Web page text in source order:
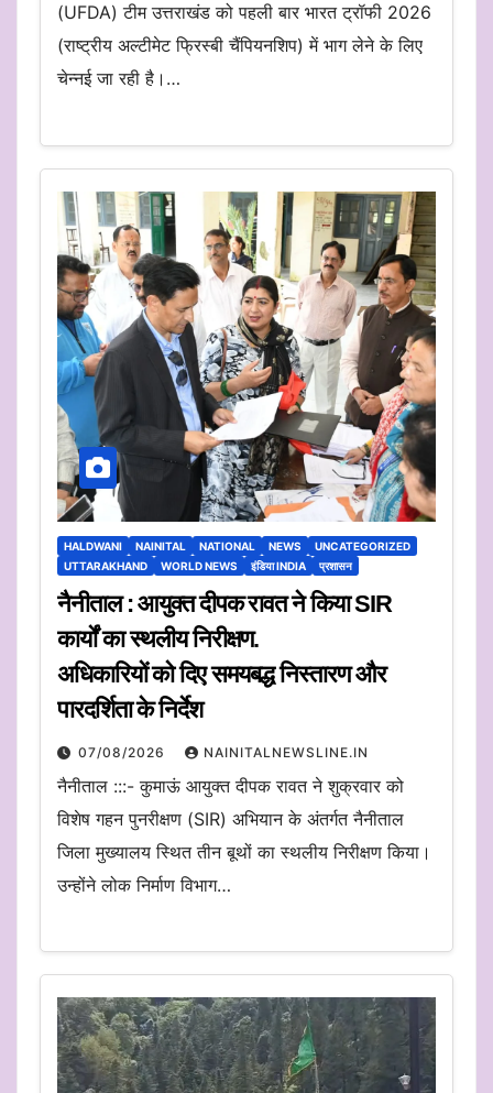
(UFDA) टीम उत्तराखंड को पहली बार भारत ट्रॉफी 2026
(राष्ट्रीय अल्टीमेट फ्रिस्बी चैंपियनशिप) में भाग लेने के लिए
चेन्नई जा रही है।…
HALDWANI NAINITAL NATIONAL NEWS
UNCATEGORIZED
UTTARAKHAND
WORLD NEWS इंडिया INDIA प्रशासन
नैनीताल : आयुक्त दीपक रावत ने किया SIR
कार्यों का स्थलीय निरीक्षण.
अधिकारियों को दिए समयबद्ध निस्तारण और
पारदर्शिता के निर्देश
07/08/2026 NAINITALNEWSLINE.IN
नैनीताल :::- कुमाऊं आयुक्त दीपक रावत ने शुक्रवार को
विशेष गहन पुनरीक्षण (SIR) अभियान के अंतर्गत नैनीताल
जिला मुख्यालय स्थित तीन बूथों का स्थलीय निरीक्षण किया।
उन्होंने लोक निर्माण विभाग…